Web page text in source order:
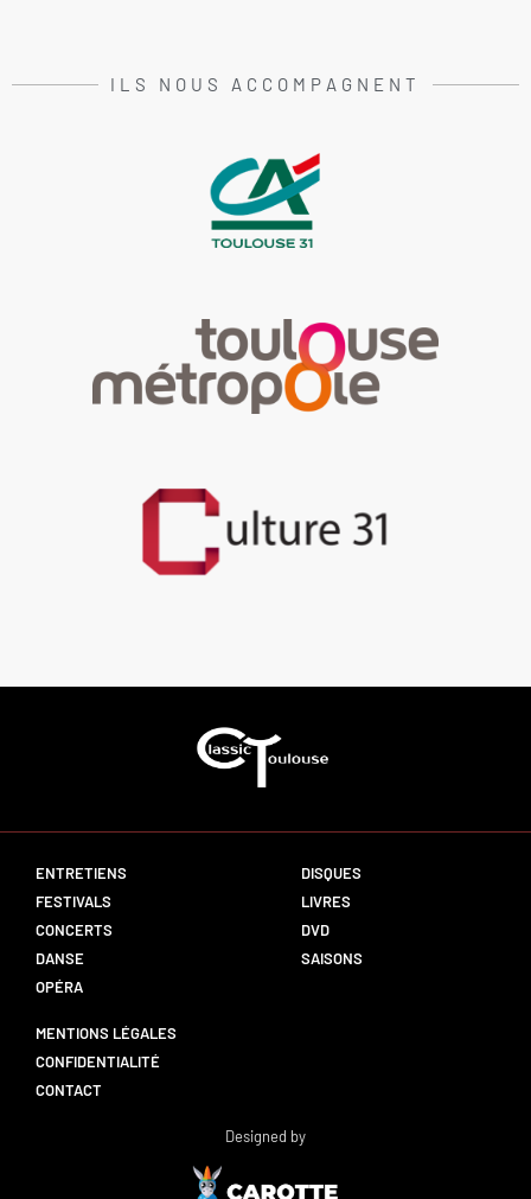
ILS NOUS ACCOMPAGNENT
ENTRETIENS
FESTIVALS
CONCERTS
DANSE
OPÉRA
DISQUES
LIVRES
DVD
SAISONS
MENTIONS LÉGALES
CONFIDENTIALITÉ
CONTACT
Designed by